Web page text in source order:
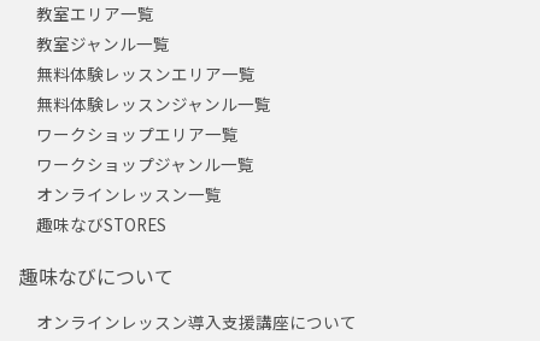
教室エリア一覧
教室ジャンル一覧
無料体験レッスンエリア一覧
無料体験レッスンジャンル一覧
ワークショップエリア一覧
ワークショップジャンル一覧
オンラインレッスン一覧
趣味なびSTORES
趣味なびについて
オンラインレッスン導入支援講座について